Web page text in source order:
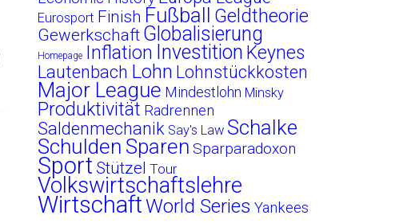
Eurosport Finish Fußball Geldtheorie
Gewerkschaft Globalisierung
Homepage Inflation Investition Keynes
Lautenbach Lohn Lohnstückkosten
Major League Mindestlohn Minsky
Produktivität Radrennen
Saldenmechanik Say's Law Schalke
Schulden Sparen Sparparadoxon
Sport Stützel Tour
Volkswirtschaftslehre
WirtschaftWorld Series Yankees